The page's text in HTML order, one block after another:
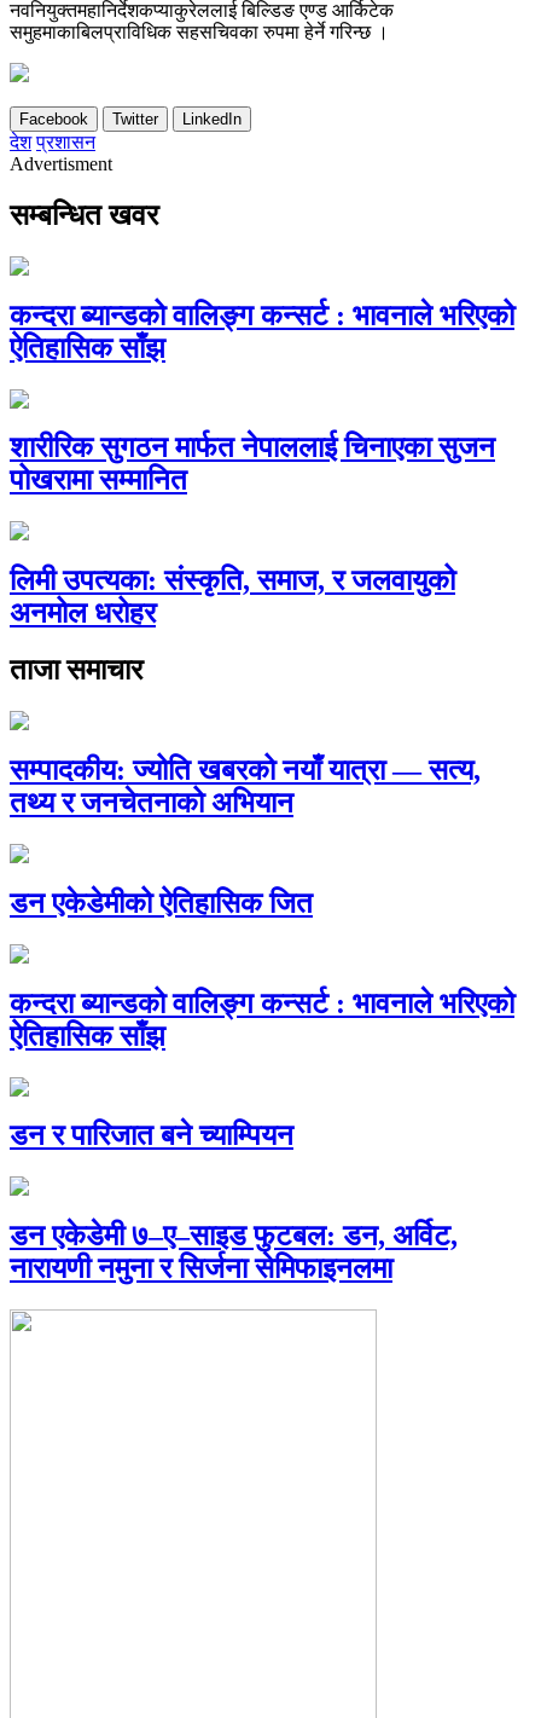
नवनियुक्तमहानिर्देशकप्याकुरेललाई बिल्डिङ एण्ड आर्किटेक
समुहमाकाबिलप्राविधिक सहसचिवका रुपमा हेर्ने गरिन्छ ।
Facebook Twitter LinkedIn
देश प्रशासन
Advertisment
सम्बन्धित खवर
कन्दरा ब्यान्डको वालिङ्ग कन्सर्ट : भावनाले भरिएको
ऐतिहासिक साँझ
शारीरिक सुगठन मार्फत नेपाललाई चिनाएका सुजन
पोखरामा सम्मानित
लिमी उपत्यका: संस्कृति, समाज, र जलवायुको
अनमोल धरोहर
ताजा समाचार
सम्पादकीय: ज्योति खबरको नयाँ यात्रा — सत्य,
तथ्य र जनचेतनाको अभियान
डन एकेडेमीको ऐतिहासिक जित
कन्दरा ब्यान्डको वालिङ्ग कन्सर्ट : भावनाले भरिएको
ऐतिहासिक साँझ
डन र पारिजात बने च्याम्पियन
डन एकेडेमी ७–ए–साइड फुटबल: डन, अर्विट,
नारायणी नमुना र सिर्जना सेमिफाइनलमा